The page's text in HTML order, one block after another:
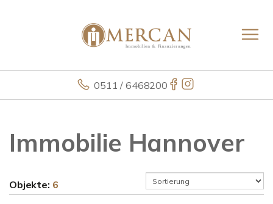
0511 / 6468200
Immobilie Hannover
Objekte: 6